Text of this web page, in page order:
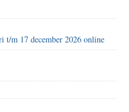
t/m 17 december 2026 online